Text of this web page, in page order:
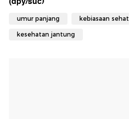
umur panjang kebiasaan sehat
kesehatan jantung